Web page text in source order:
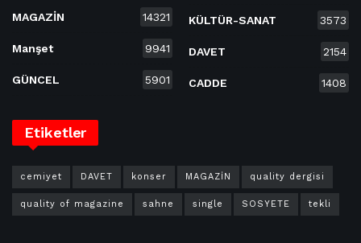
MAGAZİN 14321
Manşet 9941
GÜNCEL 5901
KÜLTÜR-SANAT 3573
DAVET 2154
CADDE 1408
Etiketler
cemiyet DAVET konser MAGAZİN quality dergisi
quality of magazine sahne single SOSYETE tekli